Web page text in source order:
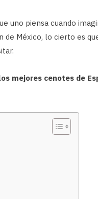
uno piensa cuando
México, lo cierto es
mejores cenotes de